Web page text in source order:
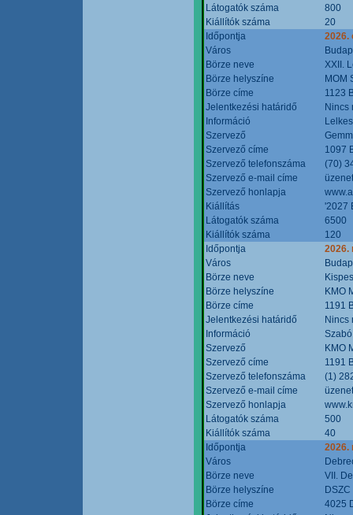
Látogatók száma
800
Kiállítók száma
20
Időpontja
2026.
Város
Börze neve
XXII.
Börze helyszíne
MOM
Börze címe
1123
Jelentkezési határidő
Nincs
Információ
Szervező
Szervező címe
1097
Szervező telefonszáma
(70)
Szervező e-mail címe
Szervező honlapja
Kiállítás
'2027
Látogatók száma
6500
Kiállítók száma
120
Időpontja
2026.
Város
Börze neve
Börze helyszíne
KMO
Börze címe
1191
Jelentkezési határidő
Nincs
Információ
Szervező
KMO
Szervező címe
1191
Szervező telefonszáma
(1)
Szervező e-mail címe
Szervező honlapja
Látogatók száma
500
Kiállítók száma
40
Időpontja
2026.
Város
Börze neve
VII.
Börze helyszíne
Börze címe
4025